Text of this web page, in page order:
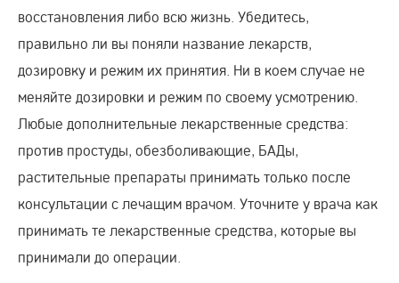
восстановления либо всю жизнь. Убедитесь,
правильно ли вы поняли название лекарств,
дозировку и режим их принятия. Ни в коем случае не
меняйте дозировки и режим по своему усмотрению.
Любые дополнительные лекарственные средства:
против простуды, обезболивающие, БАДы,
растительные препараты принимать только после
консультации с лечащим врачом. Уточните у врача как
принимать те лекарственные средства, которые вы
принимали до операции.